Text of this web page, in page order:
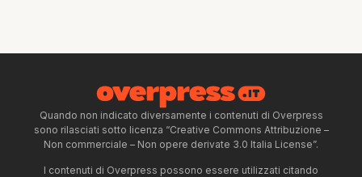
Quando non indicato diversamente i contenuti di Overpress
sono rilasciati sotto licenza “Creative Commons Attribuzione –
Non commerciale – Non opere derivate 3.0 Italia License”.
I contenuti di Overpress possono essere utilizzati citando